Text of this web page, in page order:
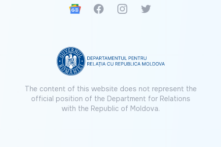
Google News
FacebookInstagramTwitter
The content of this website does not represent the
official position of the Department for Relations
with the Republic of Moldova.